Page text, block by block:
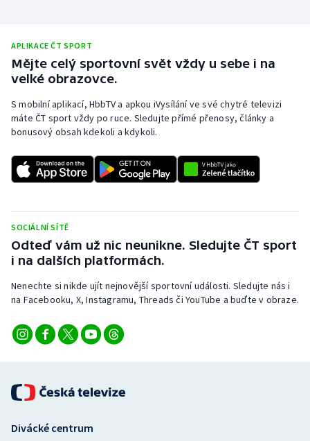
Ostatní
APLIKACE ČT SPORT
Mějte celý sportovní svět vždy u sebe i na
velké obrazovce.
S mobilní aplikací, HbbTV a apkou iVysílání ve své chytré televizi
máte ČT sport vždy po ruce. Sledujte přímé přenosy, články a
bonusový obsah kdekoli a kdykoli.
SOCIÁLNÍ SÍTĚ
Odteď vám už nic neunikne. Sledujte ČT sport
i na dalších platformách.
Nenechte si nikde ujít nejnovější sportovní události. Sledujte nás i
na Facebooku, X, Instagramu, Threads či YouTube a buďte v obraze.
Divácké centrum